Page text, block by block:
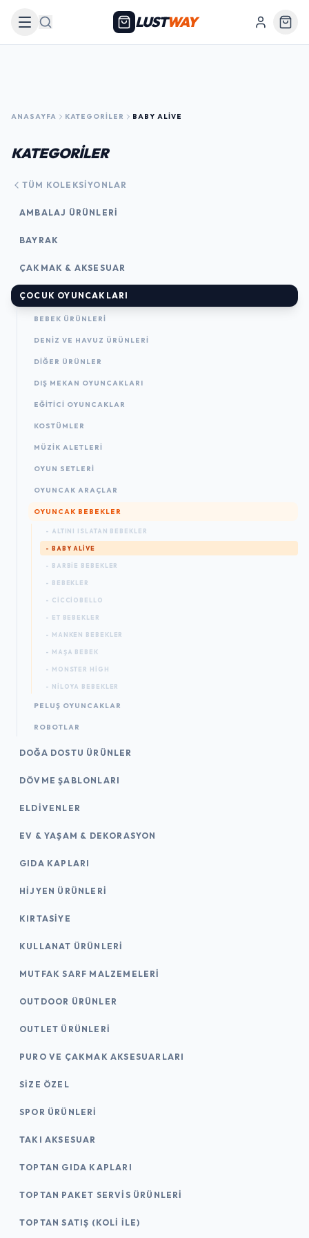
Arama LUSTWAY
ANASAYFA KATEGORILER BABY ALIVE
KATEGORİLER
TÜM KOLEKSIYONLAR
AMBALAJ ÜRÜNLERI
BAYRAK
ÇAKMAK & AKSESUAR
ÇOCUK OYUNCAKLARI
BEBEK ÜRÜNLERI
DENIZ VE HAVUZ ÜRÜNLERI
DIĞER ÜRÜNLER
DIŞ MEKAN OYUNCAKLARI
EĞITICI OYUNCAKLAR
KOSTÜMLER
MÜZIK ALETLERI
OYUN SETLERI
OYUNCAK ARAÇLAR
OYUNCAK BEBEKLER
- ALTINI ISLATAN BEBEKLER
- BABY ALIVE
- BARBIE BEBEKLER
- BEBEKLER
- CICCIOBELLO
- ET BEBEKLER
- MANKEN BEBEKLER
- MAŞA BEBEK
- MONSTER HIGH
- NILOYA BEBEKLER
PELUŞ OYUNCAKLAR
ROBOTLAR
DOĞA DOSTU ÜRÜNLER
DÖVME ŞABLONLARI
ELDIVENLER
EV & YAŞAM & DEKORASYON
GIDA KAPLARI
HIJYEN ÜRÜNLERI
KIRTASİYE
KULLANAT ÜRÜNLERI
MUTFAK SARF MALZEMELERI
OUTDOOR ÜRÜNLER
OUTLET ÜRÜNLERI
PURO VE ÇAKMAK AKSESUARLARI
SIZE ÖZEL
SPOR ÜRÜNLERI
TAKI AKSESUAR
TOPTAN GIDA KAPLARI
TOPTAN PAKET SERVIS ÜRÜNLERI
TOPTAN SATIŞ (KOLI İLE)